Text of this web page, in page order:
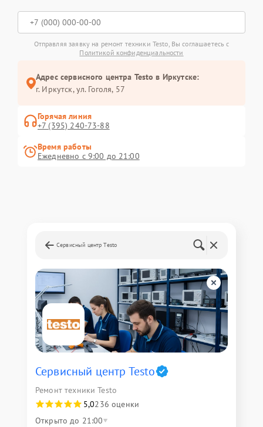
Отправляя заявку на ремонт техники Testo, Вы соглашаетесь с
Политикой конфиденциальности
Адрес сервисного центра Testo в Иркутске:
г. Иркутск, ул. ​Гоголя, 57
Горячая линия
+7 (395) 240-73-88
Время работы
Ежедневно с 9:00 до 21:00
Сервисный центр Testo
Сервисный центр Testo
Ремонт техники Testo
5,0236 оценки
Открыто до 21:00